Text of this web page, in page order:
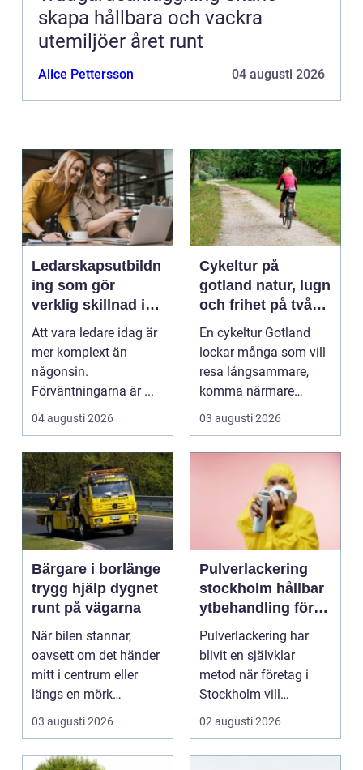
skapa hållbara och vackra
utemiljöer året runt
Alice Pettersson 04 augusti 2026
Ledarskapsutbildn
ing som gör
verklig skillnad i
vardagen
Att vara ledare idag är
mer komplext än
någonsin.
Förväntningarna är ...
04 augusti 2026
Cykeltur på
gotland natur, lugn
och frihet på två
hjul
En cykeltur Gotland
lockar många som vill
resa långsammare,
komma närmare
naturen och känna
havsbris...
03 augusti 2026
Bärgare i borlänge
trygg hjälp dygnet
runt på vägarna
När bilen stannar,
oavsett om det händer
mitt i centrum eller
längs en mörk
landsväg, handlar allt
03 augusti 2026
Pulverlackering
stockholm hållbar
ytbehandling för
industri och
design
Pulverlackering har
blivit en självklar
metod när företag i
Stockholm vill
kombinera slitstyrka,
02 augusti 2026